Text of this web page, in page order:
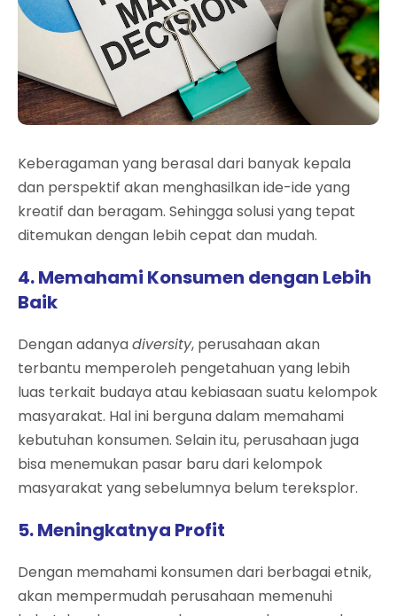
Keberagaman yang berasal dari banyak kepala
dan perspektif akan menghasilkan ide-ide yang
kreatif dan beragam. Sehingga solusi yang tepat
ditemukan dengan lebih cepat dan mudah.
4. Memahami Konsumen dengan Lebih
Baik
Dengan adanyadiversity, perusahaan akan
terbantu memperoleh pengetahuan yang lebih
luas terkait budaya atau kebiasaan suatu kelompok
masyarakat. Hal ini berguna dalam memahami
kebutuhan konsumen. Selain itu, perusahaan juga
bisa menemukan pasar baru dari kelompok
masyarakat yang sebelumnya belum tereksplor.
5. Meningkatnya Profit
Dengan memahami konsumen dari berbagai etnik,
akan mempermudah perusahaan memenuhi